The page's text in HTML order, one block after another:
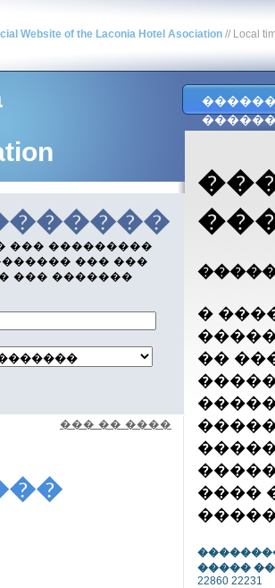
Website of the Laconia Hotel Asociation // Local
��� ���������
��� ���
��� �������
��� �� ����
�
�����
��
����
�����
22860 22231